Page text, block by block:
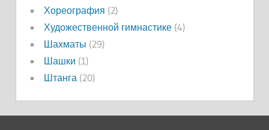
Хореография (2)
Художественной гимнастике(4)
Шахматы (29)
Шашки (1)
Штанга (20)